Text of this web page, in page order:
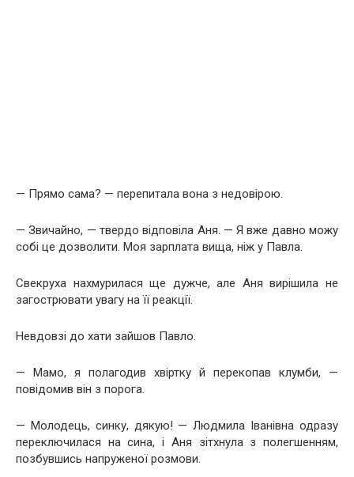
— Прямо сама? — перепитала вона з недовірою.
— Звичайно, — твердо відповіла Аня. — Я вже давно можу
собі це дозволити. Моя зарплата вища, ніж у Павла.
Свекруха нахмурилася ще дужче, але Аня вирішила не
загострювати увагу на її реакції.
Невдовзі до хати зайшов Павло.
— Мамо, я полагодив хвіртку й перекопав клумби, —
повідомив він з порога.
— Молодець, синку, дякую! — Людмила Іванівна одразу
переключилася на сина, і Аня зітхнула з полегшенням,
позбувшись напруженої розмови.